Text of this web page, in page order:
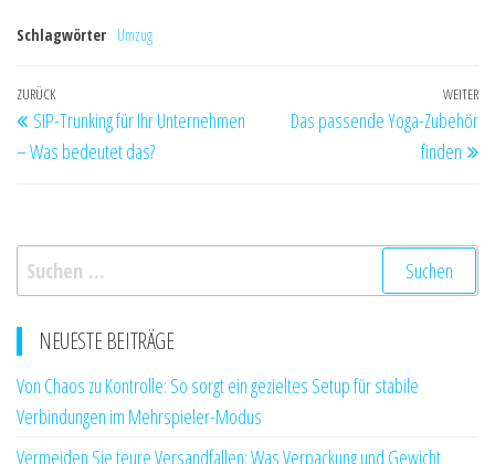
Schlagwörter Umzug
Beitragsnavigation
Vorheriger
Beitrag
ZURÜCK
SIP-Trunking für Ihr Unternehmen
– Was bedeutet das?
WEITER
Das passende Yoga-Zubehör
finden
Suchen
nach:
NEUESTE BEITRÄGE
Von Chaos zu Kontrolle: So sorgt ein gezieltes Setup für stabile
Verbindungen im Mehrspieler-Modus
Vermeiden Sie teure Versandfallen: Was Verpackung und Gewicht